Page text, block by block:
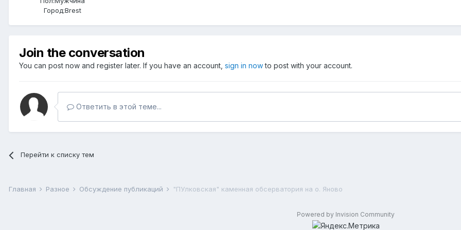
Город:Brest
Join the conversation
You can post now and register later. If you have an account, sign in nowto post with your account.
Ответить в этой теме...
Перейти к списку тем
Главная Разное Обсуждение публикаций "ПУлковская" каменная обсерватория на о. Яново
Powered by Invision Community